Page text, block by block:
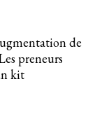
de
preneurs
kit